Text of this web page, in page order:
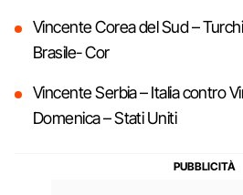
Vincente Corea del Sud –
Brasile- Cor
Vincente Serbia – Italia contro
Domenica – Stati Uniti